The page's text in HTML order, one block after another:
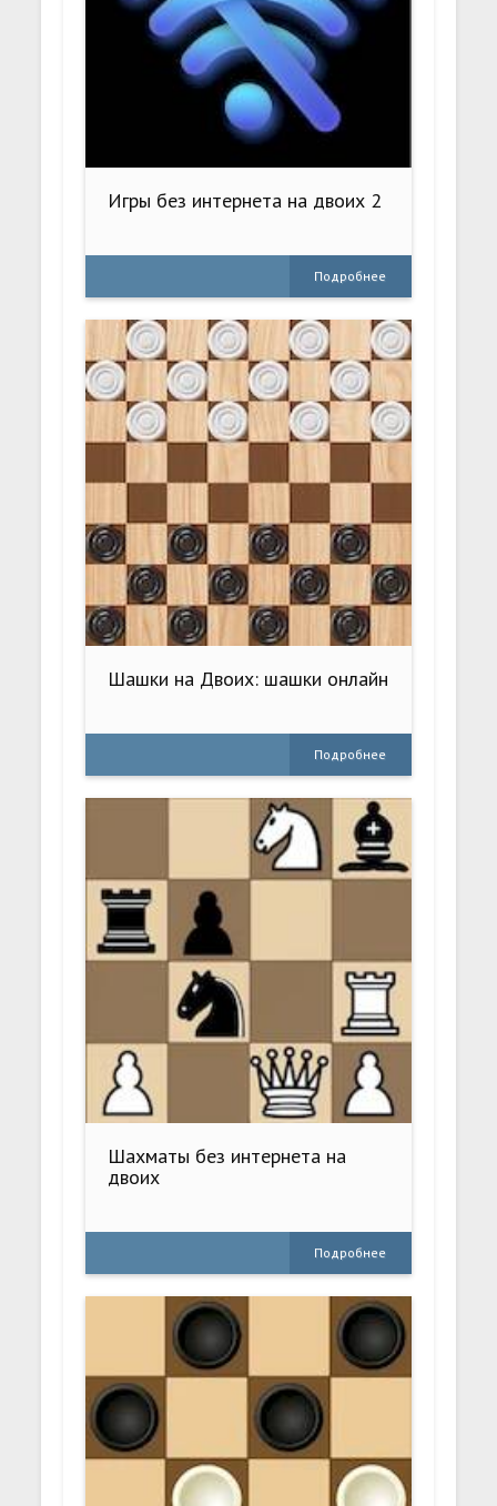
Игры без интернета на двоих 2
Подробнее
Шашки на Двоих: шашки онлайн
Подробнее
Шахматы без интернета на
двоих
Подробнее